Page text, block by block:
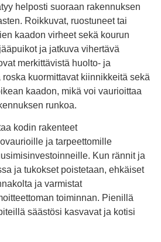
helposti suoraan rakennuksen
Roikkuvat, ruostuneet tai
kaadon virheet sekä kourun
ja jatkuva vihertävä
merkittävistä huolto- ja
kuormittavat kiinnikkeitä sekä
kaadon, mikä voi vaurioittaa
runkoa.
kodin rakenteet
ja tarpeettomille
Kun rännit ja
ja tukokset poistetaan, ehkäiset
ja varmistat
toiminnan. Pienillä
säästösi kasvavat ja kotisi